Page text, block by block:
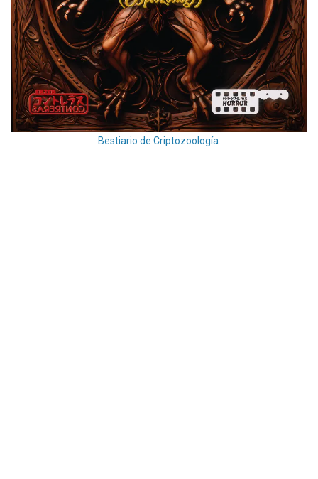
Bestiario de Criptozoología.